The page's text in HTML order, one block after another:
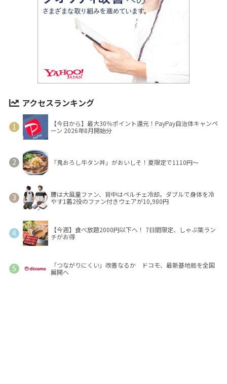
アクセスランキング
【今日から】最大30％ポイント還元！PayPay自治体キャンペ
ーン 2026年8月開始分
「鬼おろし牛タン丼」がおいしそ！夏限定で1110円～
腰は大風量ファン、背中はペルチェ冷却。ダブルで身体を冷
やす1着2役のファン付きウェアが10,980円
【今週】食べ放題2000円以下へ！ 7日間限定、しゃぶ葉ラン
チがお得
「つながりにくい」改善なるか ドコモ、最新基地局を全国
展開へ